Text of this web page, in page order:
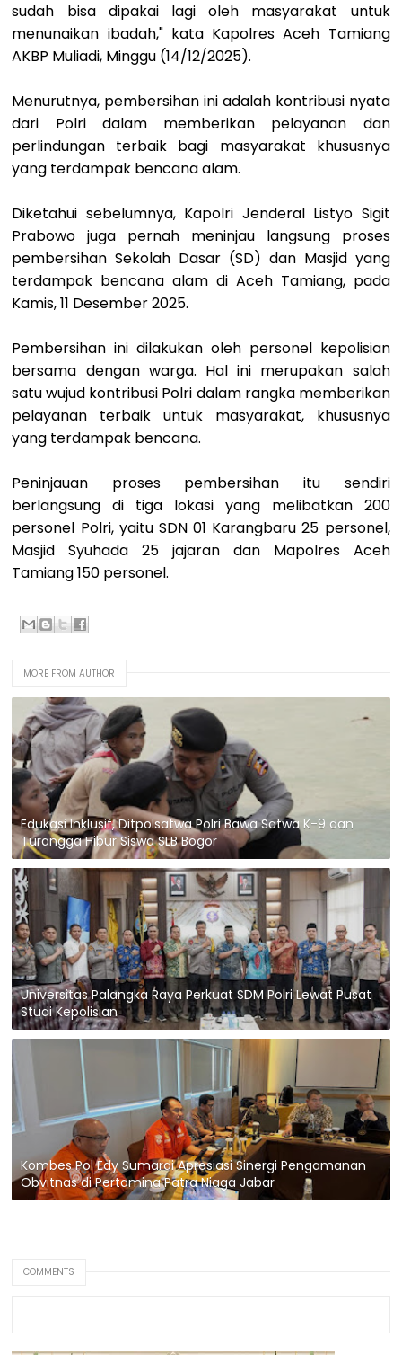
sudah bisa dipakai lagi oleh masyarakat untuk
menunaikan ibadah," kata Kapolres Aceh Tamiang
AKBP Muliadi, Minggu (14/12/2025).
Menurutnya, pembersihan ini adalah kontribusi nyata
dari Polri dalam memberikan pelayanan dan
perlindungan terbaik bagi masyarakat khususnya
yang terdampak bencana alam.
Diketahui sebelumnya, Kapolri Jenderal Listyo Sigit
Prabowo juga pernah meninjau langsung proses
pembersihan Sekolah Dasar (SD) dan Masjid yang
terdampak bencana alam di Aceh Tamiang, pada
Kamis, 11 Desember 2025.
Pembersihan ini dilakukan oleh personel kepolisian
bersama dengan warga. Hal ini merupakan salah
satu wujud kontribusi Polri dalam rangka memberikan
pelayanan terbaik untuk masyarakat, khususnya
yang terdampak bencana.
Peninjauan proses pembersihan itu sendiri
berlangsung di tiga lokasi yang melibatkan 200
personel Polri, yaitu SDN 01 Karangbaru 25 personel,
Masjid Syuhada 25 jajaran dan Mapolres Aceh
Tamiang 150 personel.
MORE FROM AUTHOR
Edukasi Inklusif, Ditpolsatwa Polri Bawa Satwa K-9 dan
Turangga Hibur Siswa SLB Bogor
Universitas Palangka Raya Perkuat SDM Polri Lewat Pusat
Studi Kepolisian
Kombes Pol Edy Sumardi Apresiasi Sinergi Pengamanan
Obvitnas di Pertamina Patra Niaga Jabar
COMMENTS